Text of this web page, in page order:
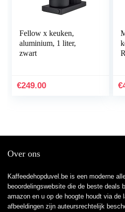
Fellow x keuken,
aluminium, 1 liter,
zwart
€249.00 €
Over ons
Kaffeedehopduvel.be is een moderne
beoordelingswebsite die de beste deals
amazon en u op de hoogte houdt via de
afbeeldingen zijn auteursrechtelijk